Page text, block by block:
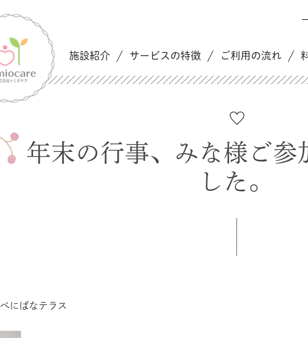
施設紹介 サービスの特徴 ご利用の流れ
年末の行事、みな様ご参
した。
べにばなテラス